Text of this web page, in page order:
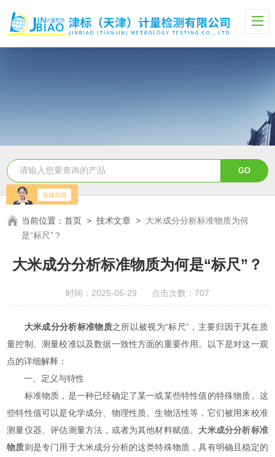
当前位置：首页 >技术文章 > 大米成分分析标准物质为何
是“标尺”？
大米成分分析标准物质为何是“标尺”？
时间：2025-05-29 点击次数：707
大米成分分析标准物质之所以被视为“标尺”，主要归因于其在质
量控制、测量校准以及数据一致性方面的重要作用。以下是对这一观
点的详细解释：
一、定义与特性
标准物质，是一种已经确定了某一或某些特性值的特殊物质。这
些特性值可以是化学成分、物理性质、生物活性等，它们被用来校准
测量仪器、评估测量方法，或者为其他材料赋值。 大米成分分析标准
物质则是专门用于大米成分分析的这类特殊物质，具有明确且稳定的